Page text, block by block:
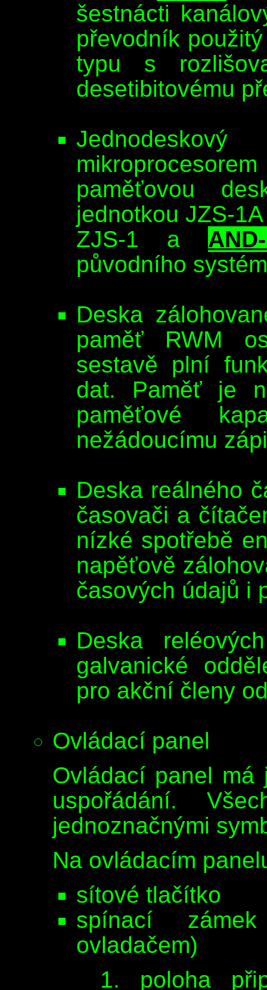
šestnácti
převodník
typu s
desetibitovému
paměťovou
jednotkou JZS-
ZJS-1 a
původního
Deska
paměť RWM
sestavě plní
dat. Paměť je
paměťové
nežádoucímu
Deska reálného
časovači a
nízké spotřebě
napěťově
časových údajů i
Deska
galvanické
pro akční členy
Ovládací panel
Ovládací panel má
uspořádání.
jednoznačnými
Na ovládacím
sítové tlačítko
spínací
ovladačem)
1. poloha